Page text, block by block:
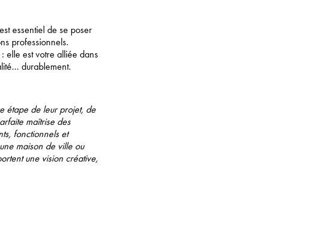
essentiel de se poser
professionnels.
: elle est votre alliée dans
durablement.
étape de leur projet, de
maîtrise des
fonctionnels et
maison de ville ou
une vision créative,